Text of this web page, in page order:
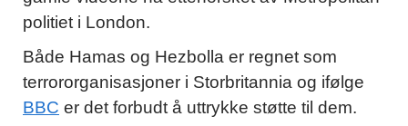
politiet i London.
Både Hamas og Hezbolla er regnet som
terrororganisasjoner i Storbritannia og ifølge
BBC er det forbudt å uttrykke støtte til dem.